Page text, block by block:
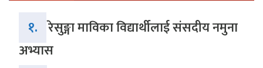
१. रेसुङ्गा माविका विद्यार्थीलाई संसदीय नमुना
अभ्यास